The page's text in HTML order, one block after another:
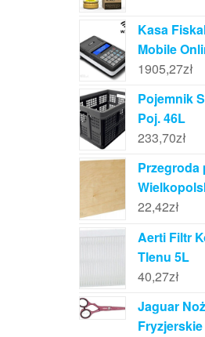
Kasa
Mobile
1905,27zł
Pojemnik
Poj. 46L
233,70zł
Przegroda
22,42zł
Aerti Filtr
Tlenu 5L
40,27zł
Jaguar